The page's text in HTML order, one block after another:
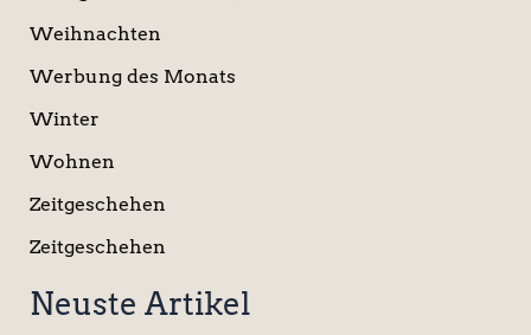
Weihnachten
Werbung des Monats
Winter
Wohnen
Zeitgeschehen
Zeitgeschehen
Neuste Artikel